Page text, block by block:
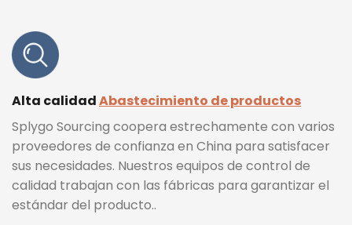
Alta calidadAbastecimiento de productos
Splygo Sourcing coopera estrechamente con varios
proveedores de confianza en China para satisfacer
sus necesidades. Nuestros equipos de control de
calidad trabajan con las fábricas para garantizar el
estándar del producto..